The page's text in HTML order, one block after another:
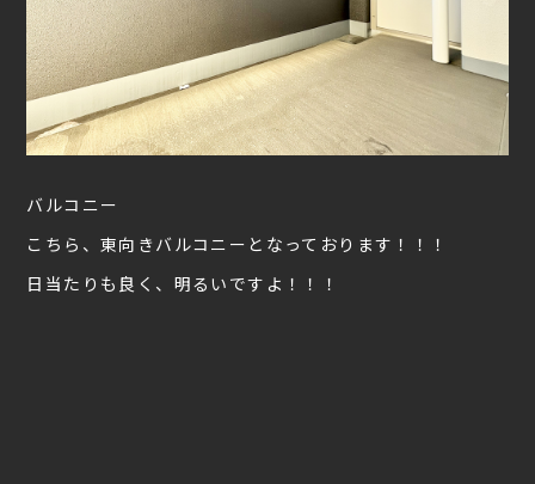
バルコニー
こちら、東向きバルコニーとなっております！！！
日当たりも良く、明るいですよ！！！